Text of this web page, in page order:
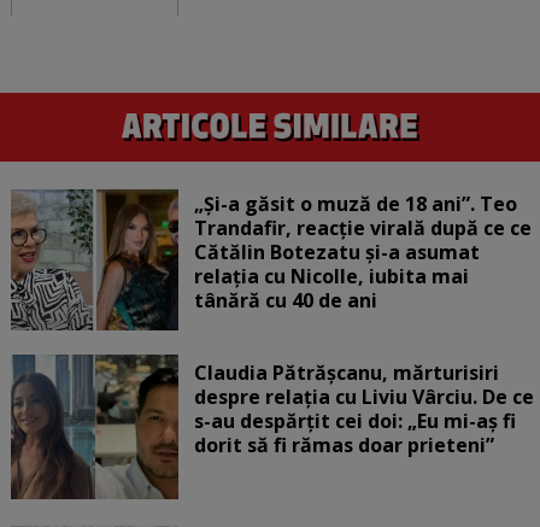
„Și-a găsit o muză de 18 ani”. Teo
Trandafir, reacție virală după ce ce
Cătălin Botezatu și-a asumat
relația cu Nicolle, iubita mai
tânără cu 40 de ani
Claudia Pătrășcanu, mărturisiri
despre relația cu Liviu Vârciu. De ce
s-au despărțit cei doi: „Eu mi-aș fi
dorit să fi rămas doar prieteni”